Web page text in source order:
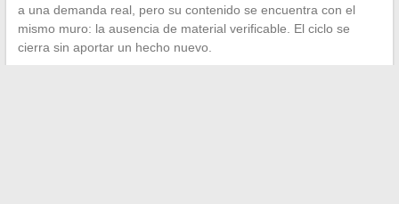
a una demanda real, pero su contenido se encuentra con el
mismo muro: la ausencia de material verificable. El ciclo se
cierra sin aportar un hecho nuevo.